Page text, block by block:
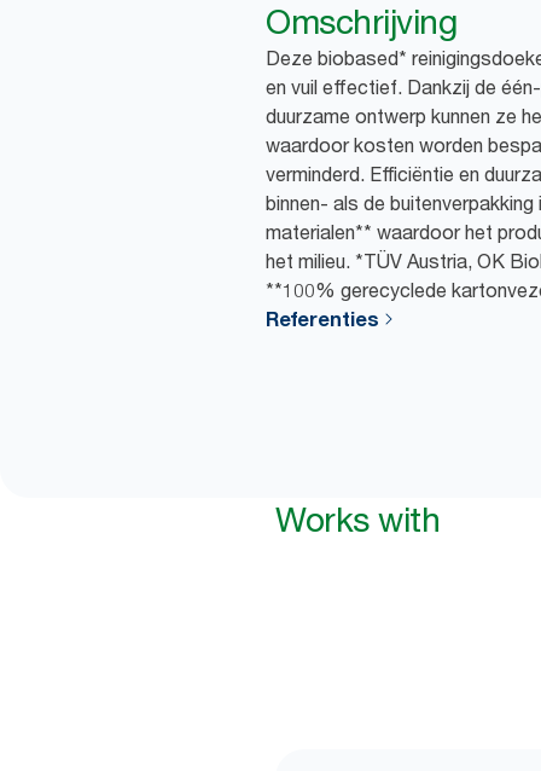
Omschrijving
Deze biobased*
en vuil effectief. Dankzij de
duurzame ontwerp kunnen ze
waardoor kosten worden
verminderd. Efficiëntie en
binnen- als de
materialen** waardoor het
het milieu. *TÜV Austria, OK
**100% gerecyclede
Referenties
Works with